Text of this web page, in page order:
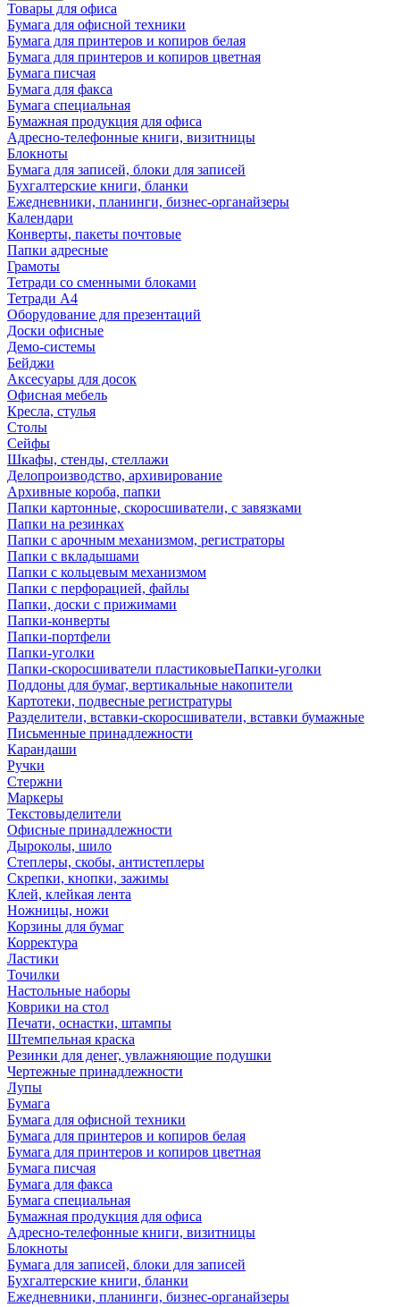
Товары для офиса
Бумага для офисной техники
Бумага для принтеров и копиров белая
Бумага для принтеров и копиров цветная
Бумага писчая
Бумага для факса
Бумага специальная
Бумажная продукция для офиса
Адресно-телефонные книги, визитницы
Блокноты
Бумага для записей, блоки для записей
Бухгалтерские книги, бланки
Ежедневники, планинги, бизнес-органайзеры
Календари
Конверты, пакеты почтовые
Папки адресные
Грамоты
Тетради со сменными блоками
Тетради А4
Оборудование для презентаций
Доски офисные
Демо-системы
Бейджи
Аксесуары для досок
Офисная мебель
Кресла, стулья
Столы
Сейфы
Шкафы, стенды, стеллажи
Делопроизводство, архивирование
Архивные короба, папки
Папки картонные, скоросшиватели, с завязками
Папки на резинках
Папки с арочным механизмом, регистраторы
Папки с вкладышами
Папки с кольцевым механизмом
Папки с перфорацией, файлы
Папки, доски с прижимами
Папки-конверты
Папки-портфели
Папки-уголки
Папки-скоросшиватели пластиковыеПапки-уголки
Поддоны для бумаг, вертикальные накопители
Картотеки, подвесные регистратуры
Разделители, вставки-скоросшиватели, вставки бумажные
Письменные принадлежности
Карандаши
Ручки
Стержни
Маркеры
Текстовыделители
Офисные принадлежности
Дыроколы, шило
Степлеры, скобы, антистеплеры
Скрепки, кнопки, зажимы
Клей, клейкая лента
Ножницы, ножи
Корзины для бумаг
Корректура
Ластики
Точилки
Настольные наборы
Коврики на стол
Печати, оснастки, штампы
Штемпельная краска
Резинки для денег, увлажняющие подушки
Чертежные принадлежности
Лупы
Бумага
Бумага для офисной техники
Бумага для принтеров и копиров белая
Бумага для принтеров и копиров цветная
Бумага писчая
Бумага для факса
Бумага специальная
Бумажная продукция для офиса
Адресно-телефонные книги, визитницы
Блокноты
Бумага для записей, блоки для записей
Бухгалтерские книги, бланки
Ежедневники, планинги, бизнес-органайзеры